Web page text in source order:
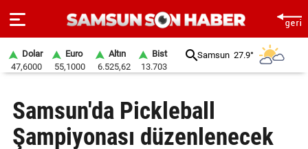
SAYFA
SAMSUN
Dolar
47,6000
Euro
55,1000
Altın
6.525,62
Bist
13.703
Samsun 27.9°
Samsun'da Pickleball
Şampiyonası düzenlenecek